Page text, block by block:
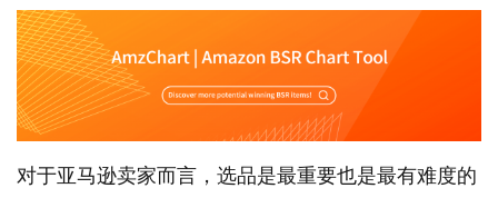
对于亚马逊卖家而言，选品是最重要也是最有难度的